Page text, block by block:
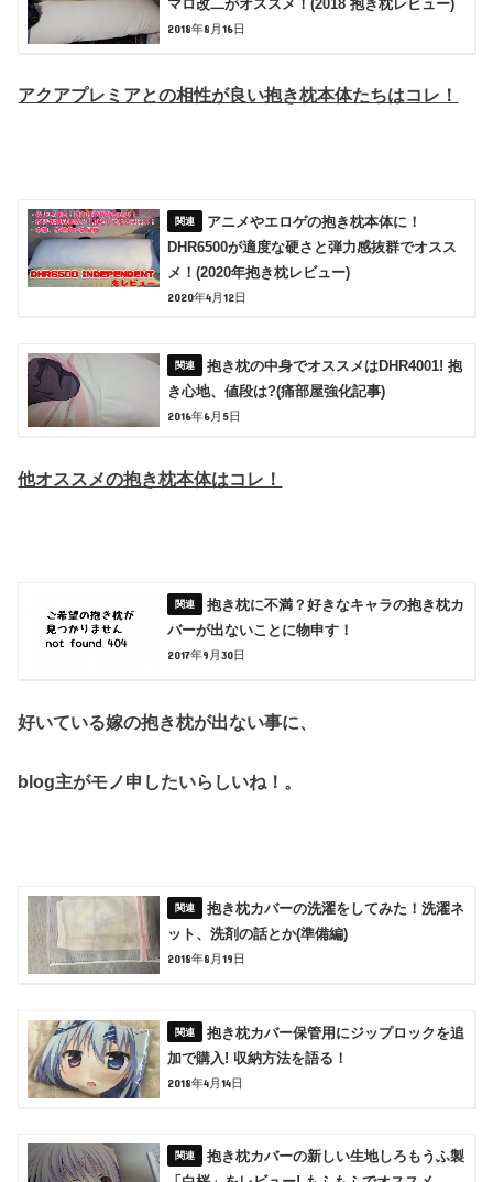
マロ改二がオススメ！(2018 抱き枕レビュー)
2018年8月16日
アクアプレミアとの相性が良い抱き枕本体たちはコレ！
アニメやエロゲの抱き枕本体に！
DHR6500が適度な硬さと弾力感抜群でオスス
メ！(2020年抱き枕レビュー)
2020年4月12日
抱き枕の中身でオススメはDHR4001! 抱
き心地、値段は?(痛部屋強化記事)
2016年6月5日
他オススメの抱き枕本体はコレ！
抱き枕に不満？好きなキャラの抱き枕カ
バーが出ないことに物申す！
2017年9月30日
好いている嫁の抱き枕が出ない事に、
blog主がモノ申したいらしいね！。
抱き枕カバーの洗濯をしてみた！洗濯ネ
ット、洗剤の話とか(準備編)
2018年8月19日
抱き枕カバー保管用にジップロックを追
加で購入! 収納方法を語る！
2018年4月14日
抱き枕カバーの新しい生地しろもうふ製